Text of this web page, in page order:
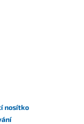
nosítko